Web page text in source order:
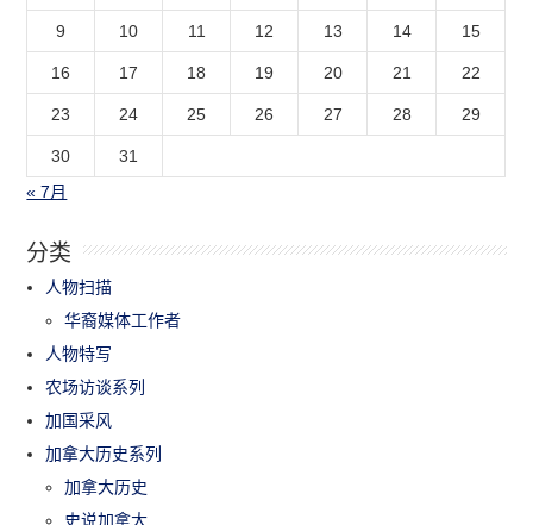
9 10 11 12 13 14 15
16 17 18 19 20 21 22
23 24 25 26 27 28 29
30
31
« 7月
分类
人物扫描
华裔媒体工作者
人物特写
农场访谈系列
加国采风
加拿大历史系列
加拿大历史
史说加拿大